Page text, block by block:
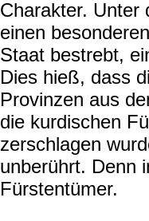
Charakter. Unter
einen
Staat bestrebt,
Dies hieß, dass
Provinzen aus
die kurdischen
zerschlagen
unberührt. Denn
Fürstentümer.